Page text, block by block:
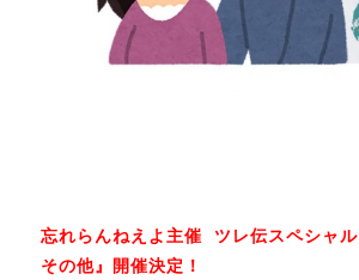
忘れらんねえよ主催 ツレ伝スペシャ
その他』開催決定！